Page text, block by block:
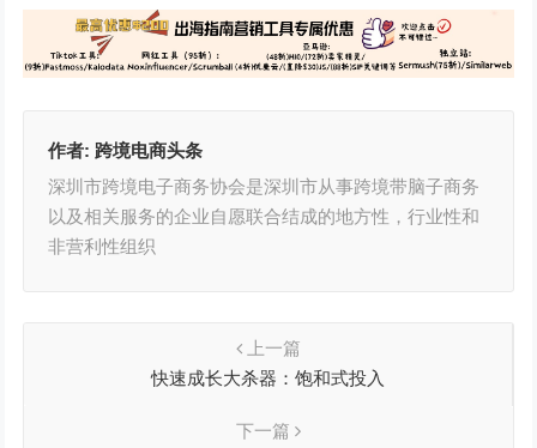
作者: 跨境电商头条
深圳市跨境电子商务协会是深圳市从事跨境带脑子商务
以及相关服务的企业自愿联合结成的地方性，行业性和
非营利性组织
上一篇
快速成长大杀器：饱和式投入
下一篇